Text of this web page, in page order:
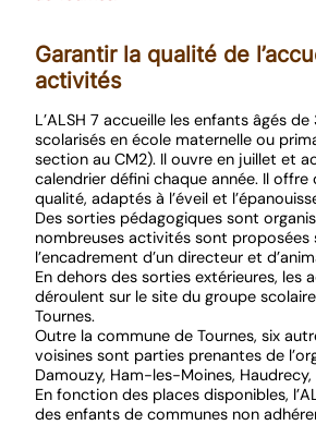
Garantir la qualité de
activités
L’ALSH 7 accueille les enfants âgés de
scolarisés en école maternelle ou
section au CM2). Il ouvre en juillet et
calendrier défini chaque année. Il
qualité, adaptés à l’éveil et
Des sorties pédagogiques sont
nombreuses activités sont proposées
l’encadrement d’un directeur et
En dehors des sorties extérieures, les
déroulent sur le site du groupe
Tournes.
Outre la commune de Tournes, six
voisines sont parties prenantes de
Damouzy, Ham-les-Moines, Haudrecy,
En fonction des places disponibles,
des enfants de communes non